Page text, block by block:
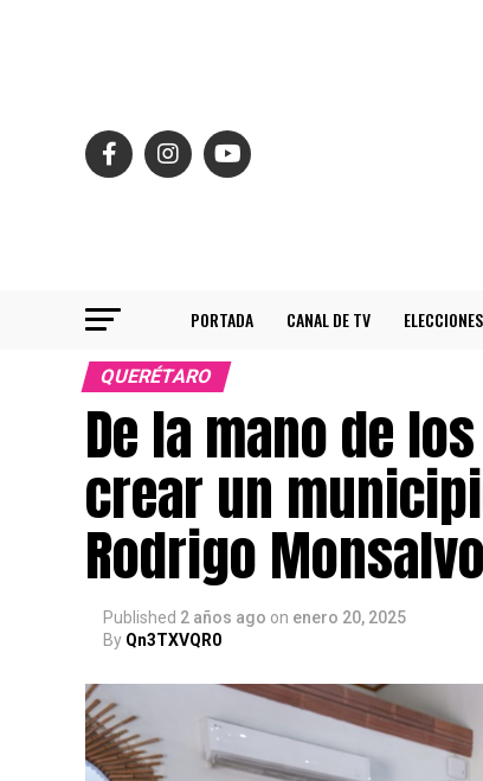
PORTADA CANAL DE TV
QUERÉTARO
De la mano de
crear un
Rodrigo Monsalvo
Published 2 años ago on enero 20, 2025
By Qn3TXVQR0